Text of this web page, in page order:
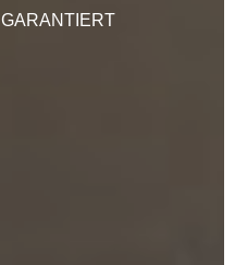
GARANTIERT